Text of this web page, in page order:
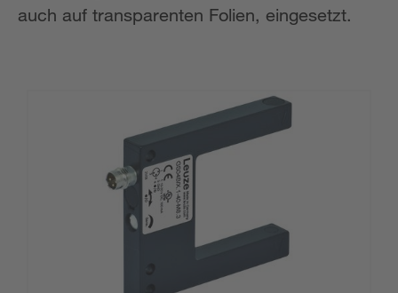
auch auf transparenten Folien, eingesetzt.